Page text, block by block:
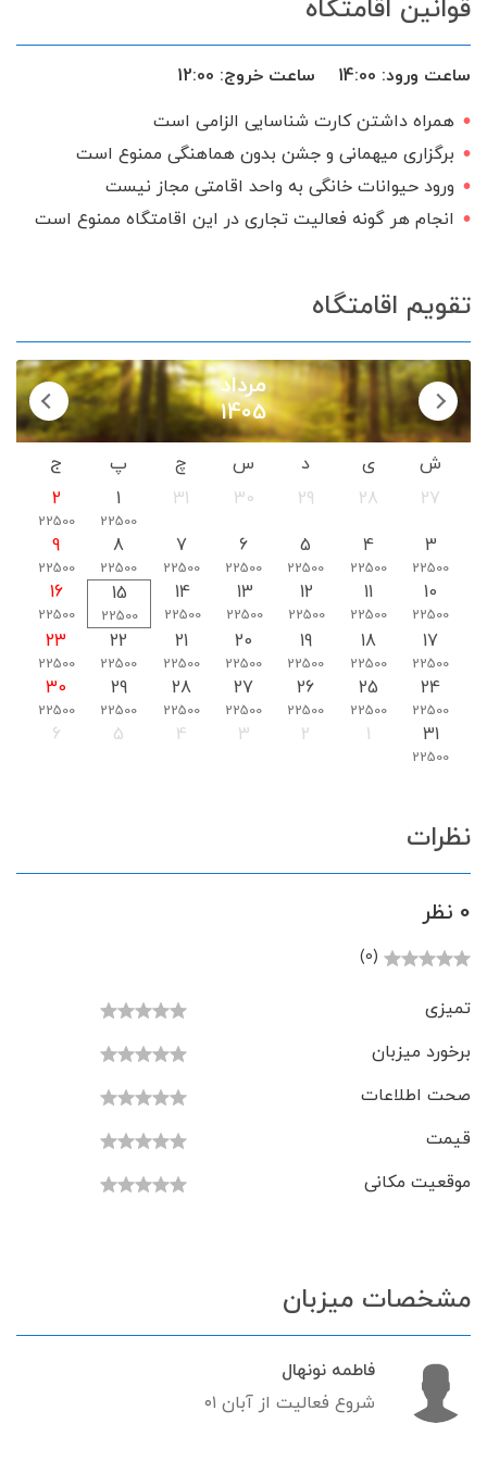
استخر سرپوشیده
آلاچیق
اجاق گاز
گیرنده دیجیتال
سرویس ایرانی
قوانین اقامتگاه
ساعت ورود: 14:00 ساعت خروج: 12:00
همراه داشتن کارت شناسایی الزامی است
برگزاری میهمانی و جشن بدون هماهنگی ممنوع است
ورود حیوانات خانگی به واحد اقامتی مجاز نیست
انجام هر گونه فعالیت تجاری در این اقامتگاه ممنوع است
تقویم اقامتگاه
مرداد
1405
ش ی د س چ پ
ج
27
28
29
30
31
1
22500
2
22500
3
22500
4
22500
5
22500
6
22500
7
22500
8
22500
9
22500
10
22500
11
22500
12
22500
13
22500
14
22500
15
22500
16
22500
17
22500
18
22500
19
22500
20
22500
21
22500
22
22500
23
22500
24
22500
25
22500
26
22500
27
22500
28
22500
29
22500
30
22500
31
22500
1
2
3
4
5
6
نظرات
0 نظر
(0)
تمیزی
برخورد میزبان
صحت اطلاعات
قیمت
موقعیت مکانی
مشخصات میزبان
فاطمه نونهال
شروع فعالیت از آبان ۰۱